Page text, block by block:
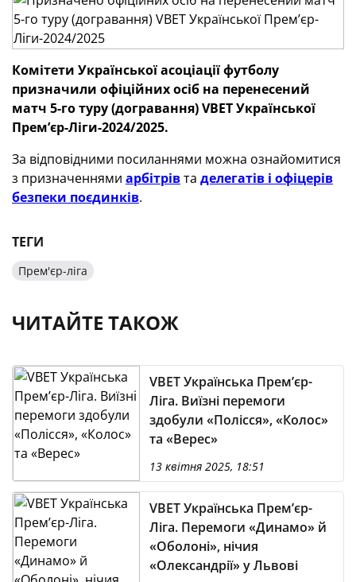
Комітети Української асоціації футболу
призначили офіційних осіб на перенесений
матч 5-го туру (догравання)VBETУкраїнської
Премʼєр-Ліги-2024/2025.
За відповідними посиланнями можна ознайомитися
з призначеннями арбітрівта делегатів і офіцерів
безпеки поєдинків.
ТЕГИ
Прем'єр-ліга
ЧИТАЙТЕ ТАКОЖ
VBET Українська Премʼєр-
Ліга. Виїзні перемоги
здобули «Полісся», «Колос»
та «Верес»
13 квітня 2025, 18:51
VBET Українська Премʼєр-
Ліга. Перемоги «Динамо» й
«Оболоні», нічия
«Олександрії» у Львові